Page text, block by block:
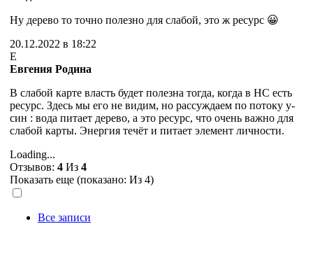
Ну дерево то точно полезно для слабой, это ж ресурс 😀
20.12.2022 в 18:22
Е
Евгения Родина
В слабой карте власть будет полезна тогда, когда в НС есть
ресурс. Здесь мы его не видим, но рассуждаем по потоку у-
син : вода питает дерево, а это ресурс, что очень важно для
слабой карты. Энергия течёт и питает элемент личности.
Loading...
Отзывов: 4 Из 4
Показать еще (показано: Из 4)
Все записи